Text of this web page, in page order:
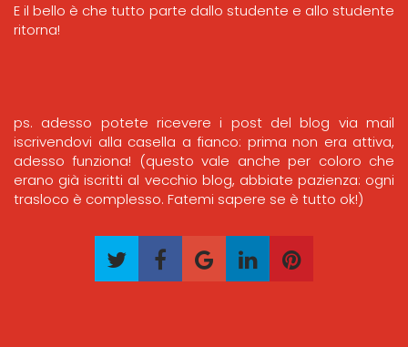
E il bello è che tutto parte dallo studente e allo studente
ritorna!
ps. adesso potete ricevere i post del blog via mail
iscrivendovi alla casella a fianco: prima non era attiva,
adesso funziona! (questo vale anche per coloro che
erano già iscritti al vecchio blog, abbiate pazienza: ogni
trasloco è complesso. Fatemi sapere se è tutto ok!)